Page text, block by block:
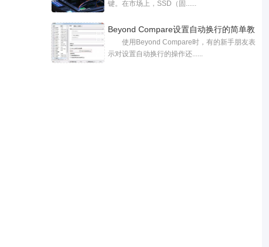
键。在市场上，SSD（固......
Beyond Compare设置自动换行的简单教
程分享使用Beyond Compare时，有的新手朋友表
示对设置自动换行的操作还......